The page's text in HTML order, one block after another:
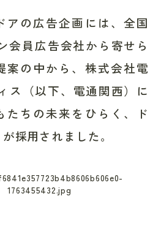
アの広告企画には、全国
会員広告会社から寄せら
案の中から、株式会社電
ス （以下、電通関西）に
たちの未来をひらく、ド
採用されました。